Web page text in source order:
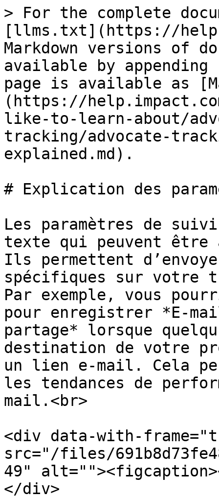
> For the complete
[llms.txt](https://
Markdown versions of
available by
page is available as
(https://
like-to-learn-about/
tracking/advocate-
explained.md).
# Explication des
Les paramètres de
texte qui peuvent
Ils permettent
spécifiques sur votre
Par exemple, vous
pour enregistrer *E-
partage* lorsque
destination de votre
un lien e-mail. Cela
les tendances de
mail.<br>
<div data-with-
src="/files/
49"
</div>